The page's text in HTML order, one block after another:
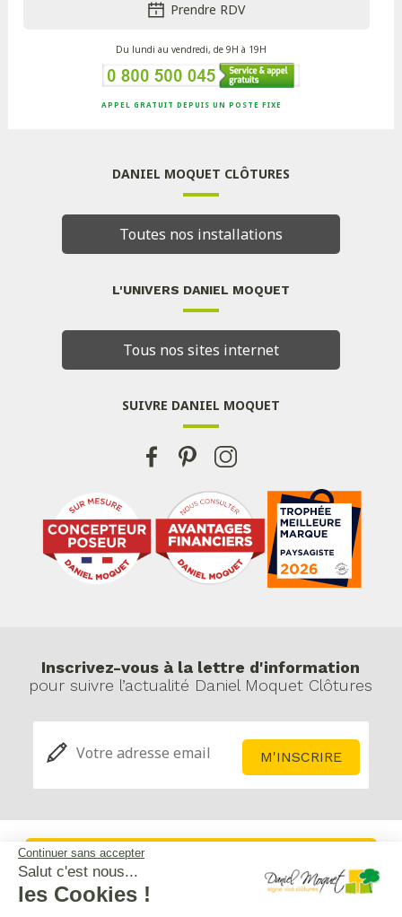
Continuer sans accepter
Salut c'est nous...
les Cookies !
Prendre RDV
Du lundi au vendredi, de 9H à 19H
APPEL GRATUIT DEPUIS UN POSTE FIXE
DANIEL MOQUET CLÔTURES
Toutes nos installations
L'UNIVERS DANIEL MOQUET
Tous nos sites internet
SUIVRE DANIEL MOQUET
Inscrivez-vous à la lettre d'information
pour suivre l’actualité Daniel Moquet Clôtures